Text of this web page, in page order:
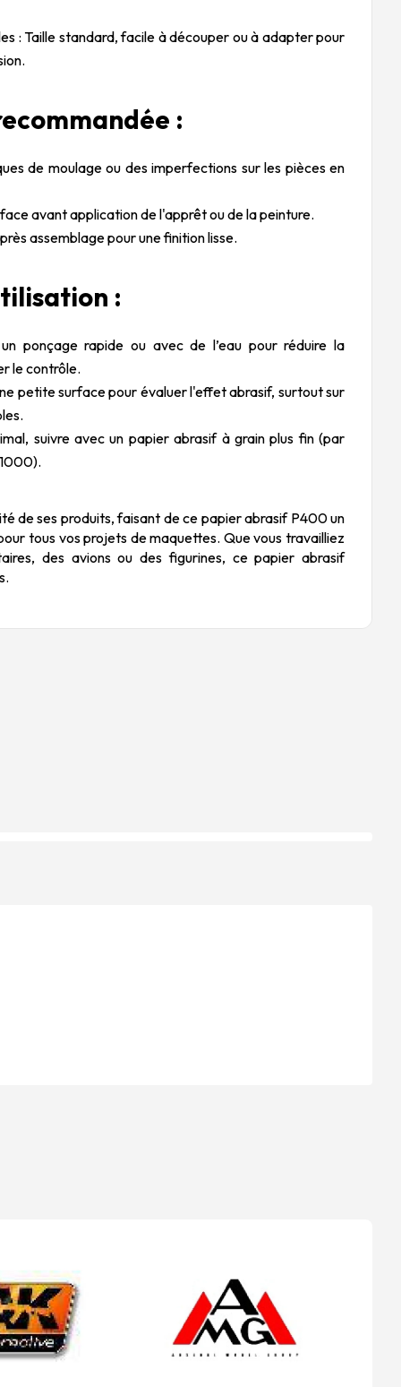
: Taille standard, facile à découper ou à adapter pour
:
de moulage ou des imperfections sur les pièces en
avant application de l'apprêt ou de la peinture.
assemblage pour une finition lisse.
:
ponçage rapide ou avec de l’eau pour réduire la
le contrôle.
petite surface pour évaluer l'effet abrasif, surtout sur
suivre avec un papier abrasif à grain plus fin (par
de ses produits, faisant de ce papier abrasif P400 un
tous vos projets de maquettes. Que vous travailliez
des avions ou des figurines, ce papier abrasif